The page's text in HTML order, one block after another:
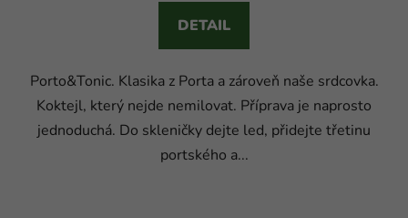
DETAIL
Porto&Tonic. Klasika z Porta a zároveň naše srdcovka.
Koktejl, který nejde nemilovat. Příprava je naprosto
jednoduchá. Do skleničky dejte led, přidejte třetinu
portského a...